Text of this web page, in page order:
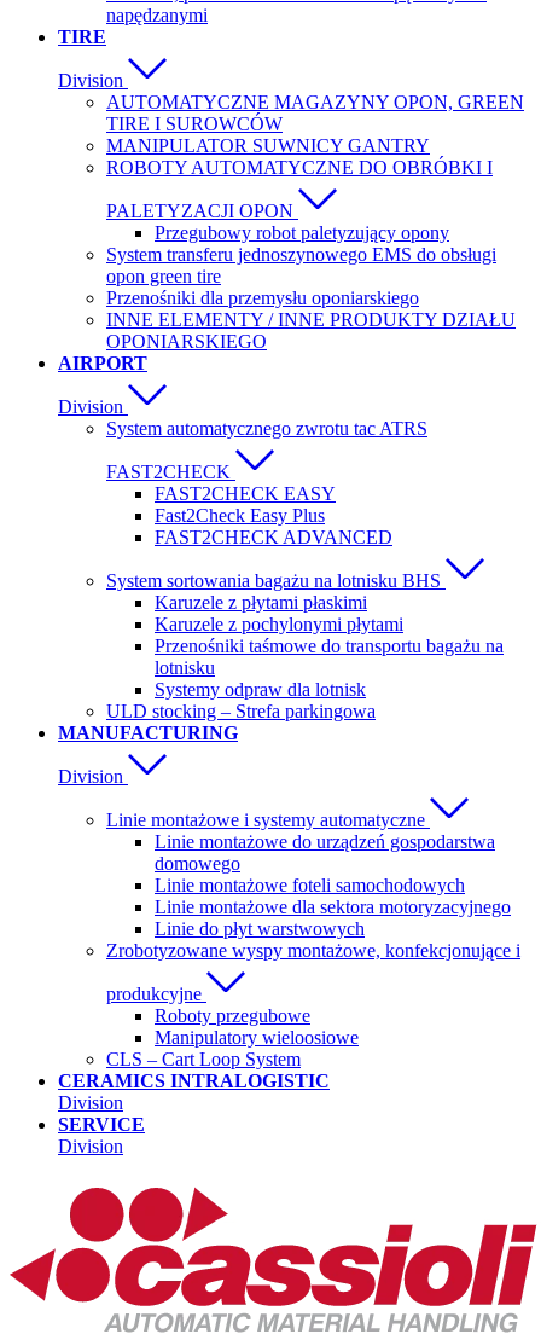
napędzanymi
TIRE
Division
AUTOMATYCZNE MAGAZYNY OPON, GREEN
TIRE I SUROWCÓW
MANIPULATOR SUWNICY GANTRY
ROBOTY AUTOMATYCZNE DO OBRÓBKI I
PALETYZACJI OPON
Przegubowy robot paletyzujący opony
System transferu jednoszynowego EMS do obsługi
opon green tire
Przenośniki dla przemysłu oponiarskiego
INNE ELEMENTY / INNE PRODUKTY DZIAŁU
OPONIARSKIEGO
AIRPORT
Division
System automatycznego zwrotu tac ATRS
FAST2CHECK
FAST2CHECK EASY
Fast2Check Easy Plus
FAST2CHECK ADVANCED
System sortowania bagażu na lotnisku BHS
Karuzele z płytami płaskimi
Karuzele z pochylonymi płytami
Przenośniki taśmowe do transportu bagażu na
lotnisku
Systemy odpraw dla lotnisk
ULD stocking – Strefa parkingowa
MANUFACTURING
Division
Linie montażowe i systemy automatyczne
Linie montażowe do urządzeń gospodarstwa
domowego
Linie montażowe foteli samochodowych
Linie montażowe dla sektora motoryzacyjnego
Linie do płyt warstwowych
Zrobotyzowane wyspy montażowe, konfekcjonujące i
produkcyjne
Roboty przegubowe
Manipulatory wieloosiowe
CLS – Cart Loop System
CERAMICS INTRALOGISTIC
Division
SERVICE
Division